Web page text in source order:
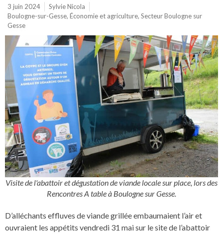
3 juin 2024
Sylvie Nicola
Boulogne-sur-Gesse, Économie et agriculture, Secteur Boulogne sur
Gesse
Visite de l'abattoir et dégustation de viande locale sur place, lors des
Rencontres A table à Boulogne sur Gesse.
D’alléchants effluves de viande grillée embaumaient l’air et
ouvraient les appétits vendredi 31 mai sur le site de l’abattoir